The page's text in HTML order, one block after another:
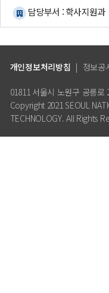
담당부서 : 학사지원과
개인정보처리방침 | 정보공
01811 서울시 노원구 공릉로
Copyright 2021 SEOUL
TECHNOLOGY. All Rights